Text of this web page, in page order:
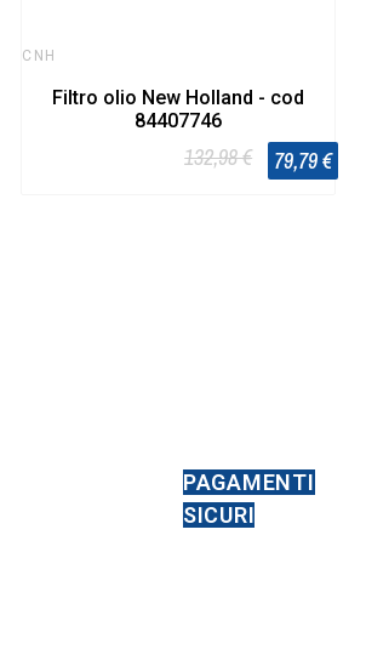
CNH
Filtro olio New Holland - cod
84407746
132,98 € 79,79 €
PAGAMENTI
SICURI